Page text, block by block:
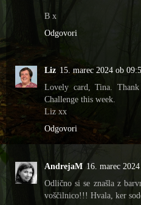
B x
Odgovori
Liz 15. marec 2024 ob
Lovely card, Tina.
Challenge this week.
Liz xx
Odgovori
AndrejaM 16. marec
Odlično si se znašla z
voščilnico!!! Hvala, ker